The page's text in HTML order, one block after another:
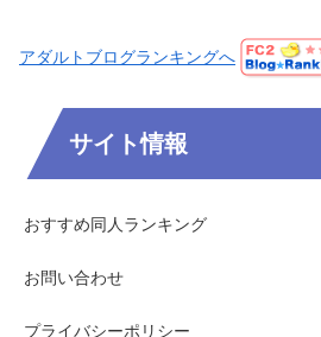
アダルトブログランキングへ
サイト情報
おすすめ同人ランキング
お問い合わせ
プライバシーポリシー